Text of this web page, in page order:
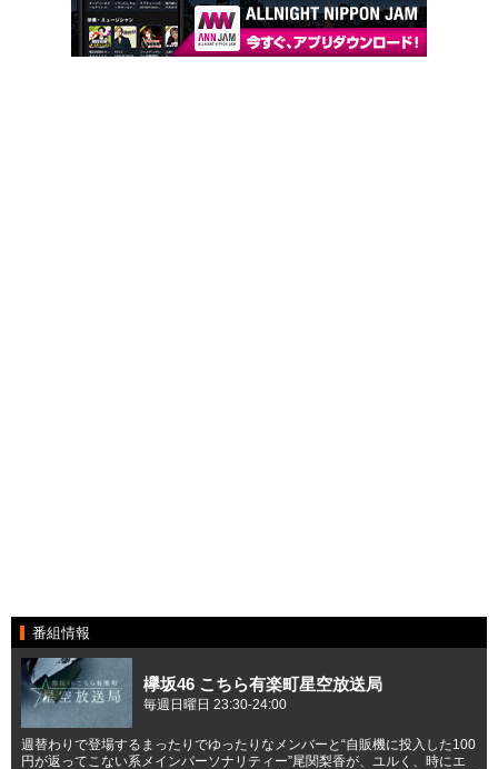
番組情報
欅坂46 こちら有楽町星空放送局
毎週日曜日 23:30-24:00
週替わりで登場するまったりでゆったりなメンバーと“自販機に投入した100
円が返ってこない系メインパーソナリティー”尾関梨香が、ユルく、時にエ